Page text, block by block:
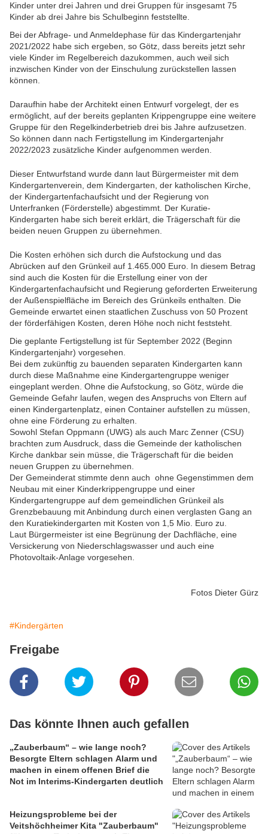
Kinder unter drei Jahren und drei Gruppen für insgesamt 75
Kinder ab drei Jahre bis Schulbeginn feststellte.
Bei der Abfrage- und Anmeldephase für das Kindergartenjahr
2021/2022 habe sich ergeben, so Götz, dass bereits jetzt sehr
viele Kinder im Regelbereich dazukommen, auch weil sich
inzwischen Kinder von der Einschulung zurückstellen lassen
können.
Daraufhin habe der Architekt einen Entwurf vorgelegt, der es
ermöglicht, auf der bereits geplanten Krippengruppe eine weitere
Gruppe für den Regelkinderbetrieb drei bis Jahre aufzusetzen.
So können dann nach Fertigstellung im Kindergartenjahr
2022/2023 zusätzliche Kinder aufgenommen werden.
Dieser Entwurfstand wurde dann laut Bürgermeister mit dem
Kindergartenverein, dem Kindergarten, der katholischen Kirche,
der Kindergartenfachaufsicht und der Regierung von
Unterfranken (Förderstelle) abgestimmt. Der Kuratie-
Kindergarten habe sich bereit erklärt, die Trägerschaft für die
beiden neuen Gruppen zu übernehmen.
Die Kosten erhöhen sich durch die Aufstockung und das
Abrücken auf den Grünkeil auf 1.465.000 Euro. In diesem Betrag
sind auch die Kosten für die Erstellung einer von der
Kindergartenfachaufsicht und Regierung geforderten Erweiterung
der Außenspielfläche im Bereich des Grünkeils enthalten. Die
Gemeinde erwartet einen staatlichen Zuschuss von 50 Prozent
der förderfähigen Kosten, deren Höhe noch nicht feststeht.
Die geplante Fertigstellung ist für September 2022 (Beginn
Kindergartenjahr) vorgesehen.
Bei dem zukünftig zu bauenden separaten Kindergarten kann
durch diese Maßnahme eine Kindergartengruppe weniger
eingeplant werden. Ohne die Aufstockung, so Götz, würde die
Gemeinde Gefahr laufen, wegen des Anspruchs von Eltern auf
einen Kindergartenplatz, einen Container aufstellen zu müssen,
ohne eine Förderung zu erhalten.
Sowohl Stefan Oppmann (UWG) als auch Marc Zenner (CSU)
brachten zum Ausdruck, dass die Gemeinde der katholischen
Kirche dankbar sein müsse, die Trägerschaft für die beiden
neuen Gruppen zu übernehmen.
Der Gemeinderat stimmte denn auch ohne Gegenstimmen dem
Neubau mit einer Kinderkrippengruppe und einer
Kindergartengruppe auf dem gemeindlichen Grünkeil als
Grenzbebauung mit Anbindung durch einen verglasten Gang an
den Kuratiekindergarten mit Kosten von 1,5 Mio. Euro zu.
Laut Bürgermeister ist eine Begrünung der Dachfläche, eine
Versickerung von Niederschlagswasser und auch eine
Photovoltaik-Anlage vorgesehen.
Fotos Dieter Gürz
#Kindergärten
Freigabe
Das könnte Ihnen auch gefallen
„Zauberbaum“ – wie lange noch?
Besorgte Eltern schlagen Alarm und
machen in einem offenen Brief die
Not im Interims-Kindergarten deutlich
Heizungsprobleme bei der
Veitshöchheimer Kita "Zauberbaum"